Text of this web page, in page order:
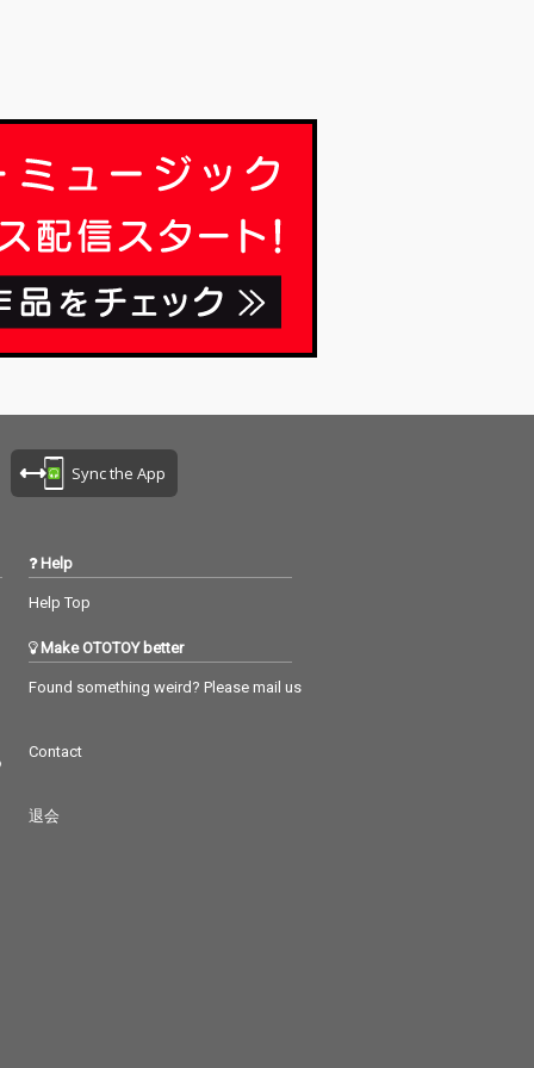
とめたベスト
ョンです。
Sync the App
Help
Help Top
Make OTOTOY better
Found something weird? Please mail us
Contact
退会